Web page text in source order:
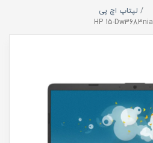
لپتاپ اچ پی